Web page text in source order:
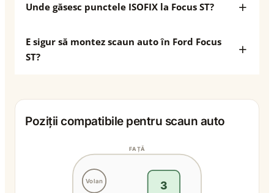
Unde găsesc punctele ISOFIX la Focus ST?
E sigur să montez scaun auto în Ford Focus
ST?
Poziții compatibile pentru scaun auto
Volan
FAȚĂ
3